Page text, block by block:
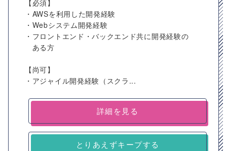
【必須】
・AWSを利用した開発経験
・Webシステム開発経験
・フロントエンド・バックエンド共に開発経験の
ある方
【尚可】
・アジャイル開発経験（スクラ...
詳細を見る
とりあえずキープする